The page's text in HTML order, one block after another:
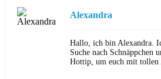
Alexandra
Hallo, ich bin Alexandra.
Suche nach Schnäppchen
Hottip, um euch mit tollen